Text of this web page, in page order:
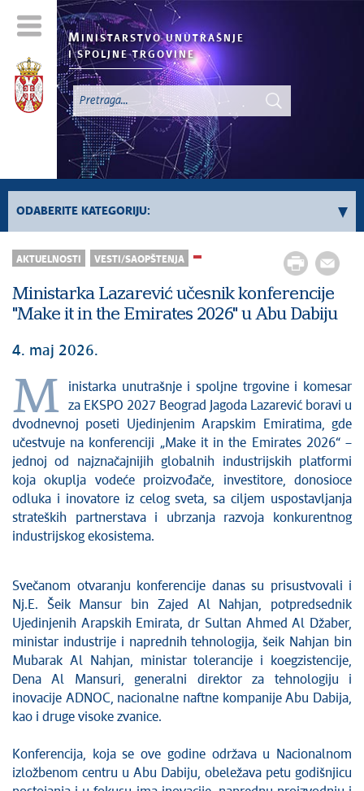
M INISTARSTVO UNUTRAŠNJE
I SPOLJNE TRGOVINE
ODABERITE KATEGORIJU:
Registar „Ne Zovi“
Sve vesti
AKTUELNOSTI VESTI/SAOPŠTENJA
Ministarka Lazarević učesnik konferencije
"Make it in the Emirates 2026" u Abu Dabiju
4. maj 2026.
M
inistarka unutrašnje i spoljne trgovine i komesar
za EKSPO 2027 Beograd Jagoda Lazarević boravi u
dvodnevnoj poseti Ujedinjenim Arapskim Emiratima, gde
učestvuje na konferenciji „Make it in the Emirates 2026“ –
jednoj od najznačajnijih globalnih industrijskih platformi
koja okuplja vodeće proizvođače, investitore, donosioce
odluka i inovatore iz celog sveta, sa ciljem uspostavljanja
strateških partnerstava i ubrzanja razvoja konkurentnog
industrijskog ekosistema.
Svečanom otvaranju konferencije danas su prisustvovali i
Nj.E. Šeik Mansur bin Zajed Al Nahjan, potpredsednik
Ujedinjenih Arapskih Emirata, dr Sultan Ahmed Al Džaber,
ministar industrije i naprednih tehnologija, šeik Nahjan bin
Mubarak Al Nahjan, ministar tolerancije i koegzistencije,
Dena Al Mansuri, generalni direktor za tehnologiju i
inovacije ADNOC, nacionalne naftne kompanije Abu Dabija,
kao i druge visoke zvanice.
Konferencija, koja se ove godine održava u Nacionalnom
izložbenom centru u Abu Dabiju, obeležava petu godišnjicu